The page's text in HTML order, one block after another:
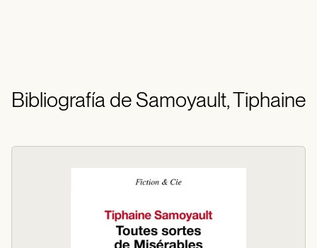
Bibliografía de Samoyault, Tiphaine